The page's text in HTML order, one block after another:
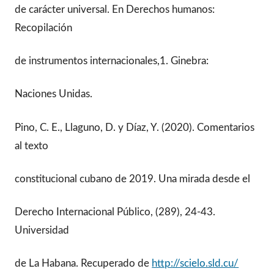
de carácter universal. En Derechos humanos:
Recopilación
de instrumentos internacionales,1. Ginebra:
Naciones Unidas.
Pino, C. E., Llaguno, D. y Díaz, Y. (2020). Comentarios
al texto
constitucional cubano de 2019. Una mirada desde el
Derecho Internacional Público, (289), 24-43.
Universidad
de La Habana. Recuperado de http://scielo.sld.cu/